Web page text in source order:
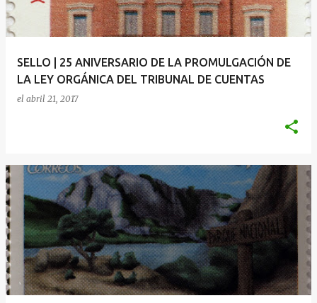
SELLO | 25 ANIVERSARIO DE LA PROMULGACIÓN DE
LA LEY ORGÁNICA DEL TRIBUNAL DE CUENTAS
el abril 21, 2017